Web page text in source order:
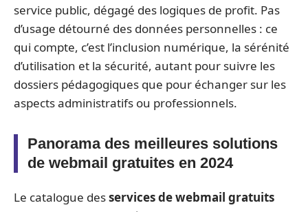
service public, dégagé des logiques de profit. Pas
d’usage détourné des données personnelles : ce
qui compte, c’est l’inclusion numérique, la sérénité
d’utilisation et la sécurité, autant pour suivre les
dossiers pédagogiques que pour échanger sur les
aspects administratifs ou professionnels.
Panorama des meilleures solutions
de webmail gratuites en 2024
Le catalogue desservices de webmail gratuits